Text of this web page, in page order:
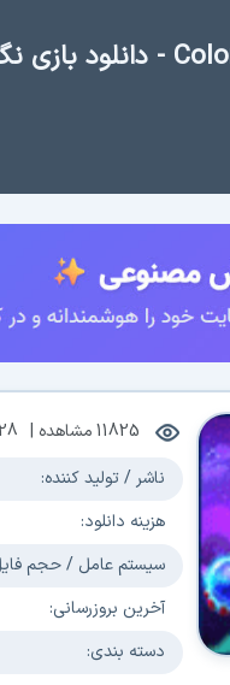
11825مشاهده |
ناشر / تولید کننده:
هزینه دانلود:
سیستم عامل / حجم
آخرین بروزرسانی:
دسته بندی: